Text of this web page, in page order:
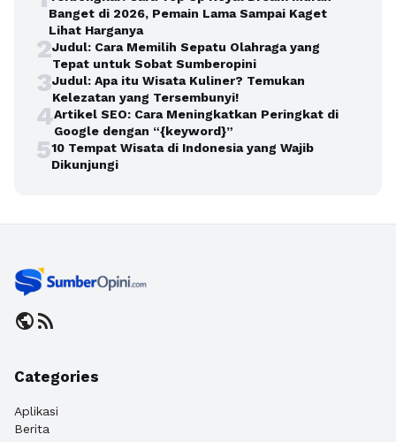
Banget di 2026, Pemain Lama Sampai Kaget
Lihat Harganya
2Judul: Cara Memilih Sepatu Olahraga yang
Tepat untuk Sobat Sumberopini
3Judul: Apa itu Wisata Kuliner? Temukan
Kelezatan yang Tersembunyi!
4Artikel SEO: Cara Meningkatkan Peringkat di
Google dengan “{keyword}”
510 Tempat Wisata di Indonesia yang Wajib
Dikunjungi
publicrss_feed
Categories
Aplikasi
Berita